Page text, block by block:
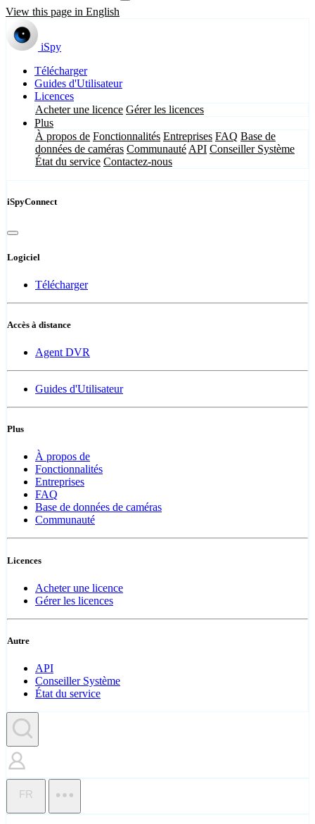
View this page in English
iSpy
Télécharger
Guides d'Utilisateur
Licences
Acheter une licence Gérer les licences
Plus
À propos de Fonctionnalités Entreprises FAQ Base de
données de caméras Communauté API Conseiller Système
État du service Contactez-nous
iSpyConnect
Logiciel
Télécharger
Accès à distance
Agent DVR
Guides d'Utilisateur
Plus
À propos de
Fonctionnalités
Entreprises
FAQ
Base de données de caméras
Communauté
Licences
Acheter une licence
Gérer les licences
Autre
API
Conseiller Système
État du service
FR